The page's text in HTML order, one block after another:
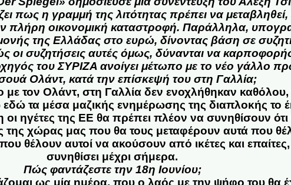
πως η γραμμή της λιτότητας πρέπει να
πλήρη οικονομική καταστροφή. Παράλληλα,
της Ελλάδας στο ευρώ, δίνοντας βάση σε
οι συζητήσεις αυτές όμως, δύνανται να
του ΣΥΡΙΖΑ ανοίγει μέτωπο με το νέο γάλλο
Ολάντ, κατά την επίσκεψή του στη Γαλλία;
με τον Ολάντ, στη Γαλλία δεν ενοχλήθηκαν
εδώ τα μέσα μαζικής ενημέρωσης της διαπλοκής το
ηγέτες της ΕΕ θα πρέπει πλέον να συνηθίσουν
της χώρας μας που θα τους μεταφέρουν αυτά που
θέλουν αυτοί να ακούσουν από ικέτες και
συνηθίσει μέχρι σήμερα.
Πώς φαντάζεστε την 18η Ιουνίου;
ως μία ημέρα, που ο λαός με την ψήφο του θα